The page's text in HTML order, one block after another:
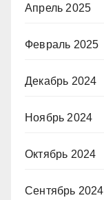
Апрель 2025
Февраль 2025
Декабрь 2024
Ноябрь 2024
Октябрь 2024
Сентябрь 2024